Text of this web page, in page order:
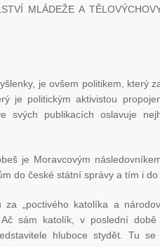
MLÁDEŽE A
je ovšem politikem, který
je politickým aktivistou
svých publikacích oslavuje
je Moravcovým
do české státní správy a tím i do
„poctivého katolíka a
sám katolík, v poslední době
hluboce stydět. Tu